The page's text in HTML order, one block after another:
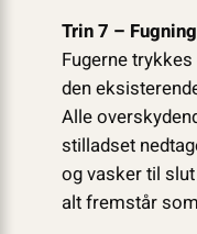
Trin 7 –
Fugerne
den
Alle
stilladset
og vasker til
alt fremstår